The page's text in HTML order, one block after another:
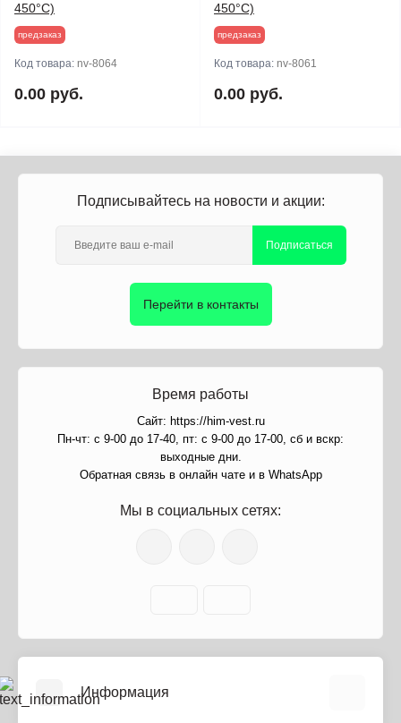
450°С)
предзаказ
Код товара: nv-8064
0.00 руб.
450°С)
предзаказ
Код товара: nv-8061
0.00 руб.
Подписывайтесь на новости и акции:
Подписаться
Перейти в контакты
Время работы
Сайт: https://him-vest.ru
Пн-чт: с 9-00 до 17-40, пт: с 9-00 до 17-00, сб и вскр:
выходные дни.
Обратная связь в онлайн чате и в WhatsApp
Мы в социальных сетях:
Информация